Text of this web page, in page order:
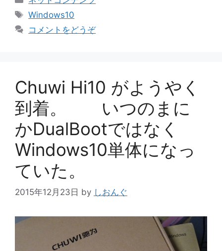
テ
リ
タ
Windows10
コメントをどうぞ
Chuwi Hi10 がようやく
到着。 いつのまに
かDualBootではなく
Windows10単体になっ
ていた。
2015年12月23日 by しおんぐ